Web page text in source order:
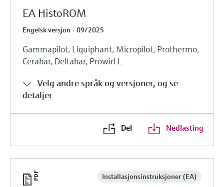
EA HistoROM
Engelsk versjon - 09/2025
Gammapilot, Liquiphant, Micropilot, Prothermo,
Cerabar, Deltabar, Prowirl L
Velg andre språk og versjoner, og se
detaljer
Del Nedlasting
Installasjonsinstruksjoner (EA)